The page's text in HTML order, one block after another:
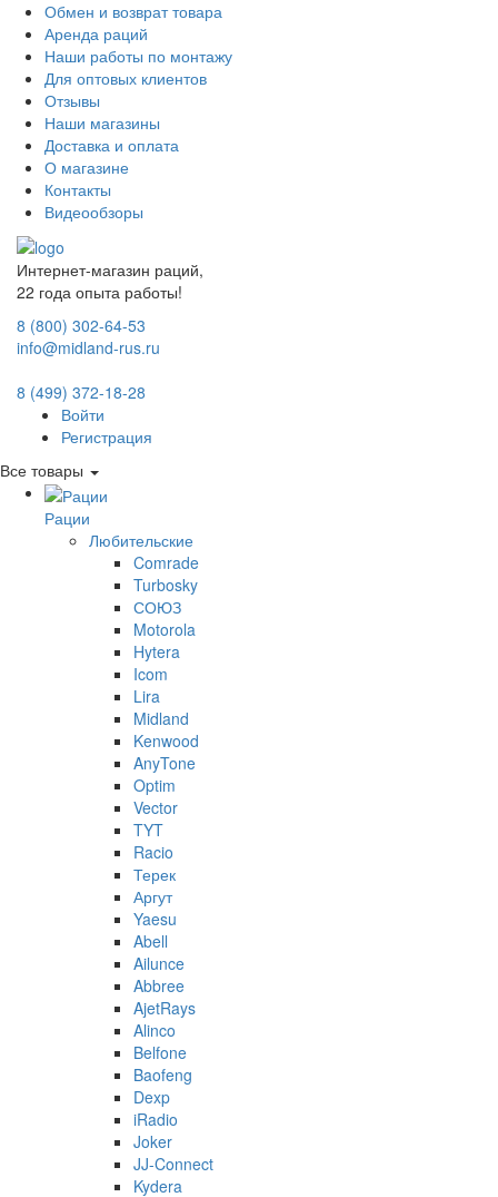
Обмен и возврат товара
Аренда раций
Наши работы по монтажу
Для оптовых клиентов
Отзывы
Наши магазины
Доставка и оплата
О магазине
Контакты
Видеообзоры
Интернет-магазин раций,
22 года опыта работы!
8 (800) 302-64-53
info@midland-rus.ru
8 (499) 372-18-28
Войти
Регистрация
Все товары
Рации
Любительские
Comrade
Turbosky
СОЮЗ
Motorola
Hytera
Icom
Lira
Midland
Kenwood
AnyTone
Optim
Vector
TYT
Racio
Терек
Аргут
Yaesu
Abell
Ailunce
Abbree
AjetRays
Alinco
Belfone
Baofeng
Dexp
iRadio
Joker
JJ-Connect
Kydera